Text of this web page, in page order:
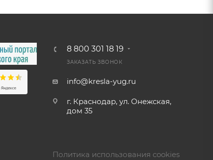
8 800 301 18 19
ЗАКАЗАТЬ ЗВОНОК
info@kresla-yug.ru
г. Краснодар, ул. Онежская,
дом 35
Политика использования cookies